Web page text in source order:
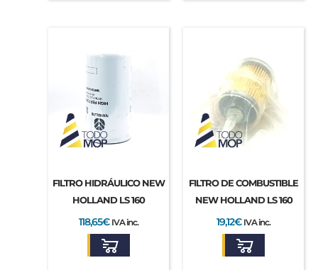
FILTRO HIDRÁULICO NEW
HOLLAND LS 160
118,65€ IVA inc.
FILTRO DE COMBUSTIBLE
NEW HOLLAND LS 160
19,12€ IVA inc.